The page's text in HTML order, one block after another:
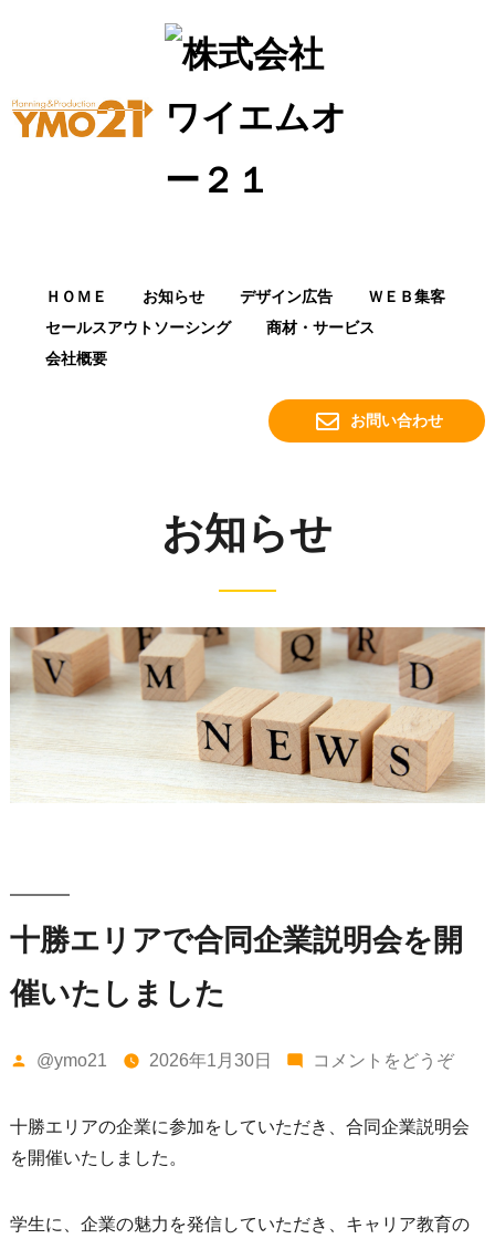
ＨＯＭＥ お知らせ デザイン広告
ＷＥＢ集客
セールスアウトソーシング
商材・サービス
会社概要
お問い合わせ
お知らせ
十勝エリアで合同企業説明会を開
催いたしました
投
者:
@ymo21 2026年1月30日 コメントをどうぞ(十
エ
で
十勝エリアの企業に参加をしていただき、合同企業説明会
を開催いたしました。
学生に、企業の魅力を発信していただき、キャリア教育の